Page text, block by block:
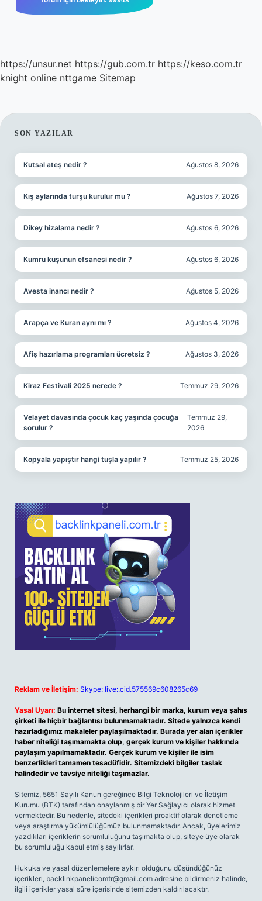
https://unsur.net https://gub.com.tr https://keso.com.tr
knight online nttgame Sitemap
SIDEBAR
SON YAZILAR
Kutsal ateş nedir ? Ağustos 8, 2026
Kış aylarında turşu kurulur mu ? Ağustos 7, 2026
Dikey hizalama nedir ? Ağustos 6, 2026
Kumru kuşunun efsanesi nedir ? Ağustos 6, 2026
Avesta inancı nedir ? Ağustos 5, 2026
Arapça ve Kuran aynı mı ? Ağustos 4, 2026
Afiş hazırlama programları ücretsiz ? Ağustos 3, 2026
Kiraz Festivali 2025 nerede ? Temmuz 29, 2026
Velayet davasında çocuk kaç yaşında çocuğa
sorulur ?
Temmuz 29,
2026
Kopyala yapıştır hangi tuşla yapılır ? Temmuz 25, 2026
Reklam ve İletişim: Skype: live:.cid.575569c608265c69
Yasal Uyarı: Bu internet sitesi, herhangi bir marka, kurum veya şahıs
şirketi ile hiçbir bağlantısı bulunmamaktadır. Sitede yalnızca kendi
hazırladığımız makaleler paylaşılmaktadır. Burada yer alan içerikler
haber niteliği taşımamakta olup, gerçek kurum ve kişiler hakkında
paylaşım yapılmamaktadır. Gerçek kurum ve kişiler ile isim
benzerlikleri tamamen tesadüfidir. Sitemizdeki bilgiler taslak
halindedir ve tavsiye niteliği taşımazlar.
Sitemiz, 5651 Sayılı Kanun gereğince Bilgi Teknolojileri ve İletişim
Kurumu (BTK) tarafından onaylanmış bir Yer Sağlayıcı olarak hizmet
vermektedir. Bu nedenle, sitedeki içerikleri proaktif olarak denetleme
veya araştırma yükümlülüğümüz bulunmamaktadır. Ancak, üyelerimiz
yazdıkları içeriklerin sorumluluğunu taşımakta olup, siteye üye olarak
bu sorumluluğu kabul etmiş sayılırlar.
Hukuka ve yasal düzenlemelere aykırı olduğunu düşündüğünüz
içerikleri, backlinkpanelicomtr@gmail.com adresine bildirmeniz halinde,
ilgili içerikler yasal süre içerisinde sitemizden kaldırılacaktır.